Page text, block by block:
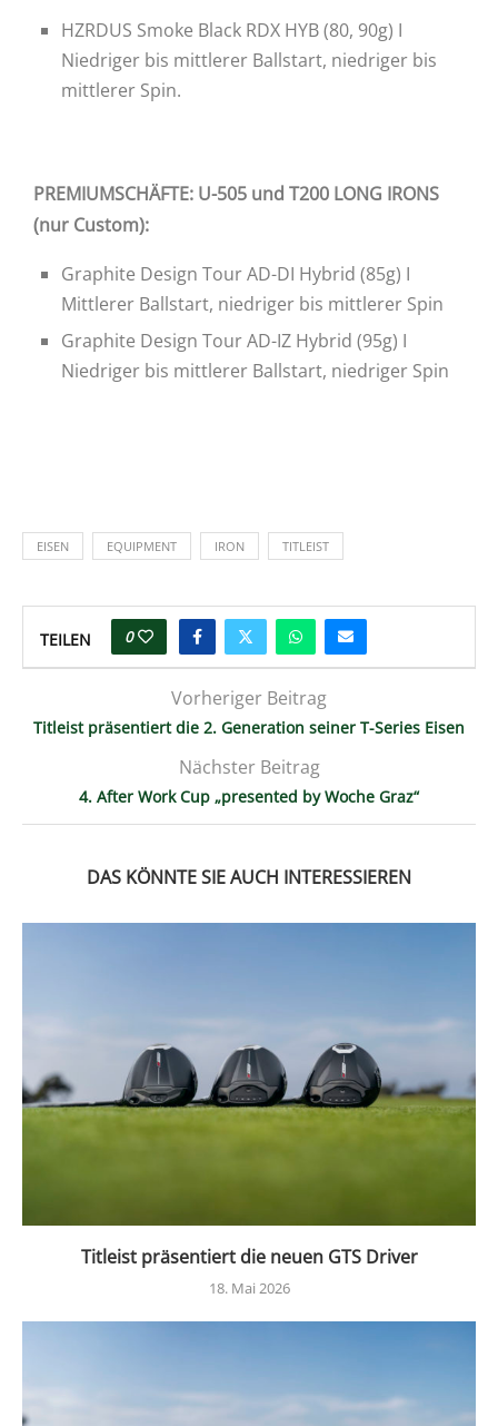
HZRDUS Smoke Black RDX HYB (80, 90g) I
Niedriger bis mittlerer Ballstart, niedriger bis
mittlerer Spin.
PREMIUMSCHÄFTE: U-505 und T200 LONG IRONS
(nur Custom):
Graphite Design Tour AD-DI Hybrid (85g) I
Mittlerer Ballstart, niedriger bis mittlerer Spin
Graphite Design Tour AD-IZ Hybrid (95g) I
Niedriger bis mittlerer Ballstart, niedriger Spin
EISEN EQUIPMENT IRON TITLEIST
TEILEN 0
Vorheriger Beitrag
Titleist präsentiert die 2. Generation seiner T-Series Eisen
Nächster Beitrag
4. After Work Cup „presented by Woche Graz“
DAS KÖNNTE SIE AUCH INTERESSIEREN
Titleist präsentiert die neuen GTS Driver
18. Mai 2026